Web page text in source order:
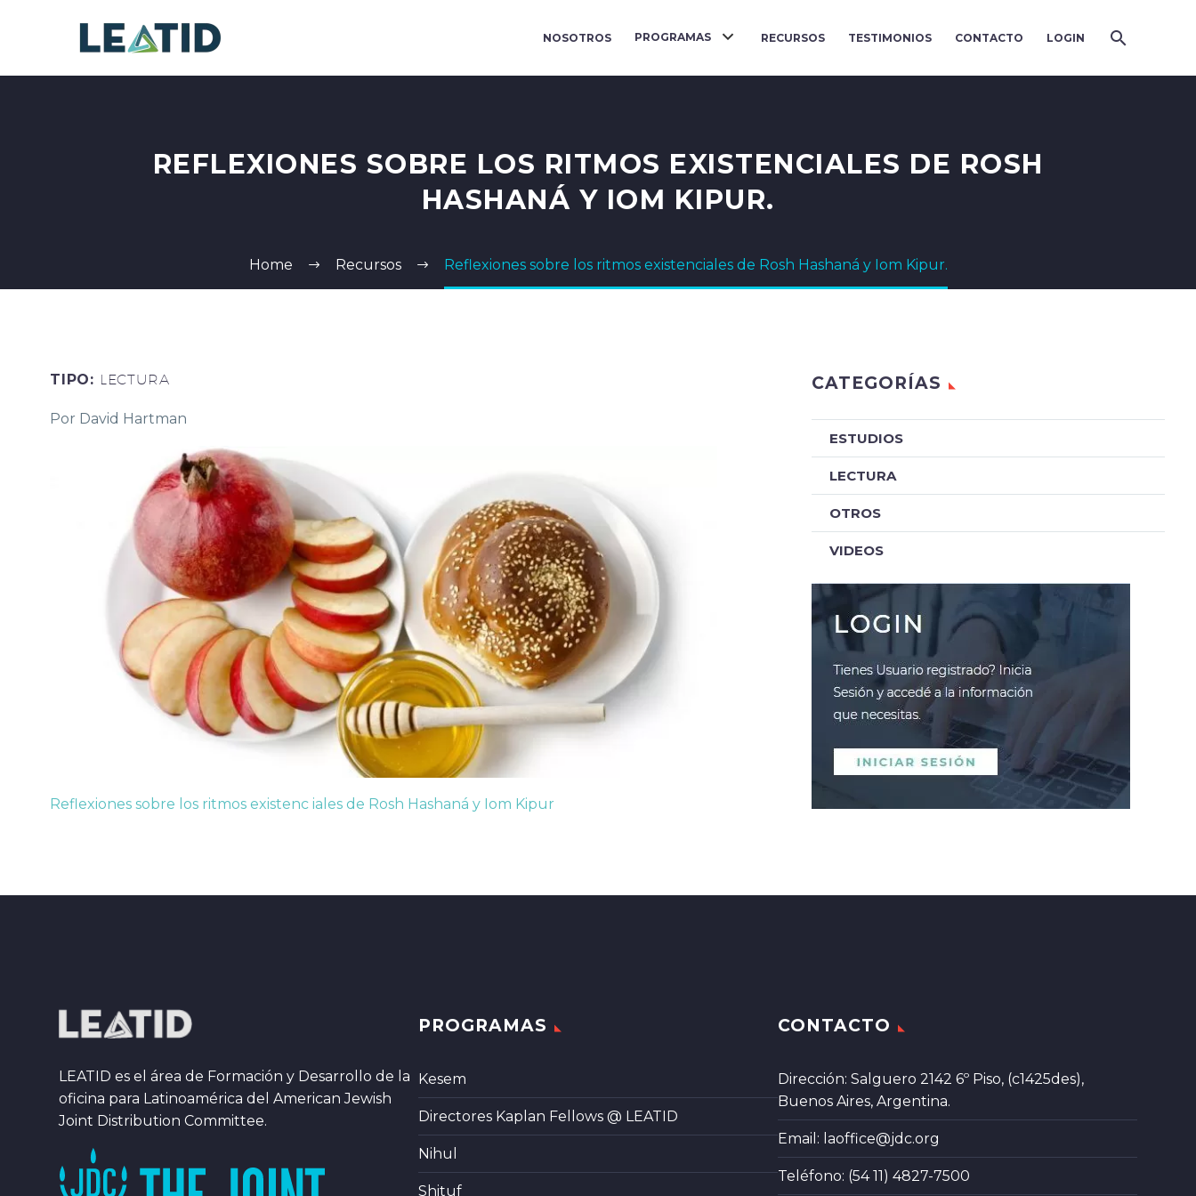
NOSOTROS PROGRAMAS RECURSOS TESTIMONIOS CONTACTO LOGIN
REFLEXIONES SOBRE LOS RITMOS EXISTENCIALES DE ROSH
HASHANÁ Y IOM KIPUR.
Home Recursos Reflexiones sobre los ritmos existenciales de Rosh Hashaná y Iom Kipur.
TIPO: LECTURA
Por David Hartman
Reflexiones sobre los ritmos existenc iales de Rosh Hashaná y Iom Kipur
CATEGORÍAS
ESTUDIOS
LECTURA
OTROS
VIDEOS
LEATID es el área de Formación y Desarrollo de la
oficina para Latinoamérica del American Jewish
Joint Distribution Committee.
PROGRAMAS
Kesem
Directores Kaplan Fellows @ LEATID
Nihul
Shituf
CONTACTO
Dirección: Salguero 2142 6º Piso, (c1425des),
Buenos Aires, Argentina.
Email: laoffice@jdc.org
Teléfono: (54 11) 4827-7500